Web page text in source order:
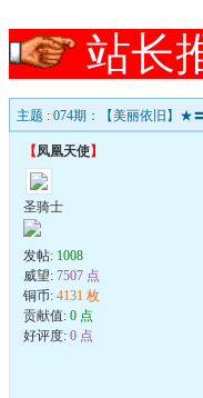
站长
主题 : 074期：【美丽依旧】★
【凤凰天使】
圣骑士
发帖: 1008
威望: 7507 点
铜币: 4131 枚
贡献值: 0 点
好评度: 0 点